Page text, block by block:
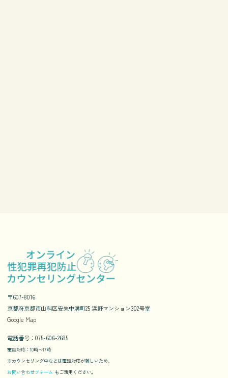
〒607-8016
京都府京都市山科区安朱中溝町25 浜野マンション302号室
Google Map
電話番号：075-606-2685
電話対応：10時〜17時
※カウンセリング中などは電話対応が難しいため、
お問い合わせフォーム もご活用ください。